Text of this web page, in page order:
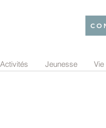
Activités Jeunesse